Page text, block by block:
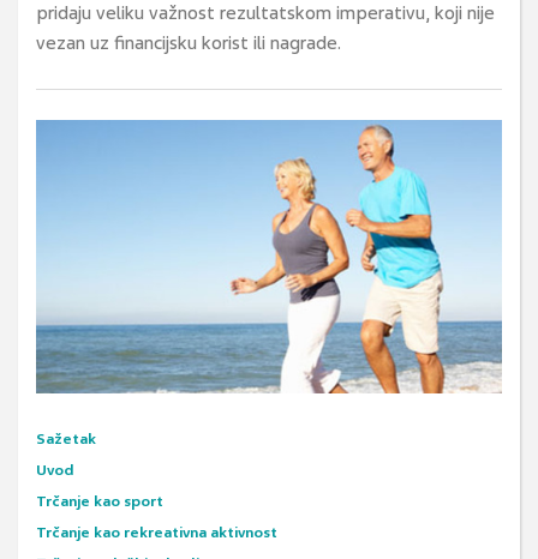
pridaju veliku važnost rezultatskom imperativu, koji nije
vezan uz financijsku korist ili nagrade.
Sažetak
Uvod
Trčanje kao sport
Trčanje kao rekreativna aktivnost